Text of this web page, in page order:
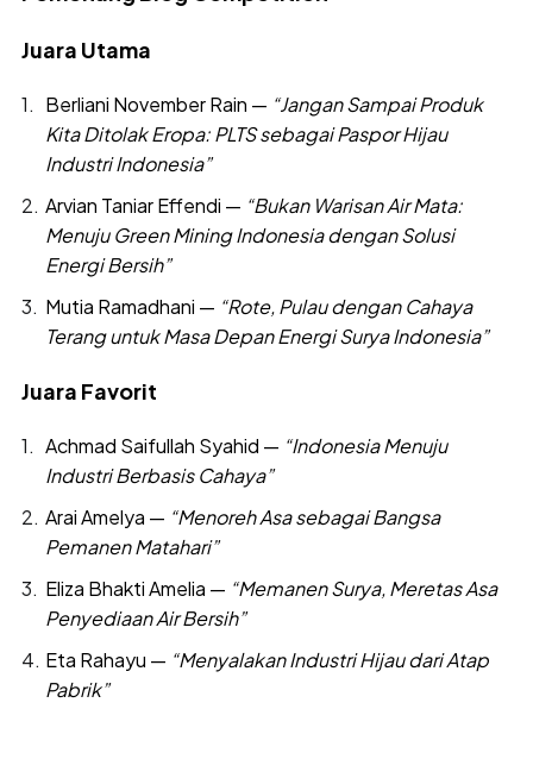
Juara Utama
Berliani November Rain — “Jangan Sampai Produk
Kita Ditolak Eropa: PLTS sebagai Paspor Hijau
Industri Indonesia”
Arvian Taniar Effendi — “Bukan Warisan Air Mata:
Menuju Green Mining Indonesia dengan Solusi
Energi Bersih”
Mutia Ramadhani — “Rote, Pulau dengan Cahaya
Terang untuk Masa Depan Energi Surya Indonesia”
Juara Favorit
Achmad Saifullah Syahid — “Indonesia Menuju
Industri Berbasis Cahaya”
Arai Amelya — “Menoreh Asa sebagai Bangsa
Pemanen Matahari”
Eliza Bhakti Amelia — “Memanen Surya, Meretas Asa
Penyediaan Air Bersih”
Eta Rahayu — “Menyalakan Industri Hijau dari Atap
Pabrik”